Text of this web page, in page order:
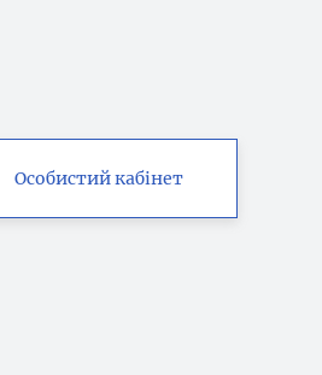
Особистий кабінет